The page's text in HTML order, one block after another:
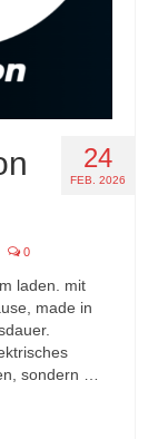
24
FEB. 2026
0
laden. mit
made in
sondern …